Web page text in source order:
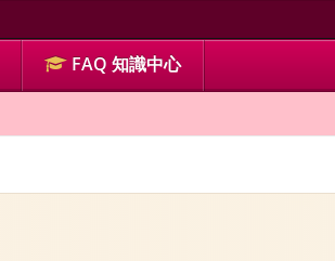
FAQ 知識中心